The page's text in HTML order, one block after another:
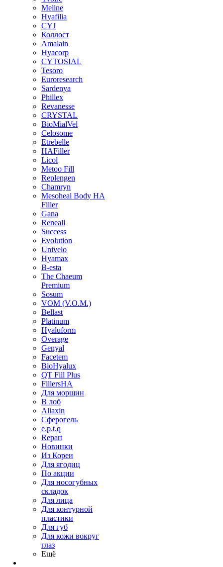
Meline
Hyafilia
CYJ
Коллост
Amalain
Hyacorp
CYTOSIAL
Tesoro
Euroresearch
Sardenya
Phillex
Revanesse
CRYSTAL
BioMialVel
Celosome
Etrebelle
HAFiller
Licol
Metoo Fill
Replengen
Chamryn
Mesoheal Body HA
Filler
Gana
Reneall
Success
Evolution
Univelo
Hyamax
B-esta
The Chaeum
Premium
Sosum
VOM (V.O.M.)
Bellast
Platinum
Hyaluform
Overage
Genyal
Facetem
BioHyalux
QT Fill Plus
FillersHA
Для морщин
В лоб
Aliaxin
Сферогель
e.p.t.q
Repart
Новинки
Из Кореи
Для ягодиц
По акции
Для носогубных
складок
Для лица
Для контурной
пластики
Для губ
Для кожи вокруг
глаз
Ещё